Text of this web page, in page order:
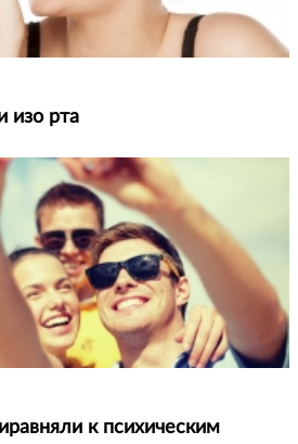
изо рта
к психическим